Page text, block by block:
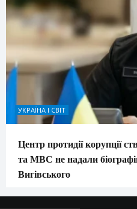
УКРАЇНА І СВІТ
Центр протидії корупції
та МВС не надали
Вигівського